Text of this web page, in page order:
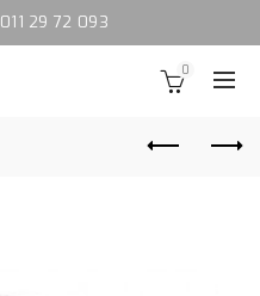
011 29 72 093
0